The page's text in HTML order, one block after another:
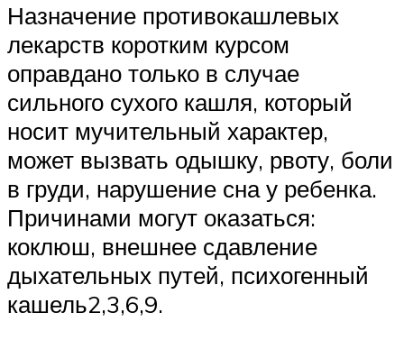
Назначение противокашлевых
лекарств коротким курсом
оправдано только в случае
сильного сухого кашля, который
носит мучительный характер,
может вызвать одышку, рвоту, боли
в груди, нарушение сна у ребенка.
Причинами могут оказаться:
коклюш, внешнее сдавление
дыхательных путей, психогенный
кашель2,3,6,9.